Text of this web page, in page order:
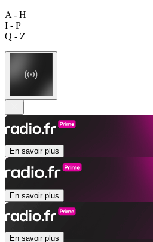
A - H
I - P
Q - Z
En savoir plus
En savoir plus
En savoir plus